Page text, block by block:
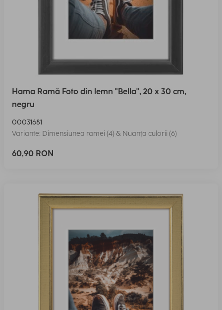
Hama Ramă Foto din lemn "Bella", 20 x 30 cm,
negru
00031681
Variante: Dimensiunea ramei (4) & Nuanța culorii (6)
60,90 RON